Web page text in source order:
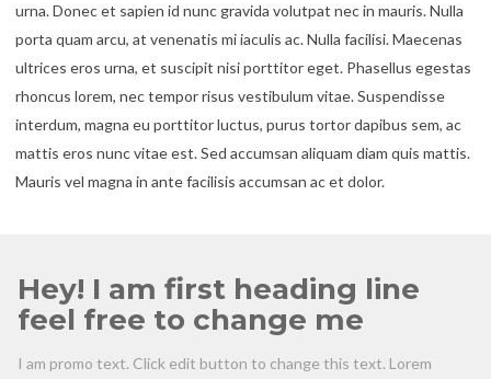
urna. Donec et sapien id nunc gravida volutpat nec in mauris. Nulla
porta quam arcu, at venenatis mi iaculis ac. Nulla facilisi. Maecenas
ultrices eros urna, et suscipit nisi porttitor eget. Phasellus egestas
rhoncus lorem, nec tempor risus vestibulum vitae. Suspendisse
interdum, magna eu porttitor luctus, purus tortor dapibus sem, ac
mattis eros nunc vitae est. Sed accumsan aliquam diam quis mattis.
Mauris vel magna in ante facilisis accumsan ac et dolor.
Hey! I am first heading line
feel free to change me
I am promo text. Click edit button to change this text. Lorem